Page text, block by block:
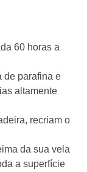
60 horas a
de parafina e
altamente
recriam o
da sua vela
a superfície